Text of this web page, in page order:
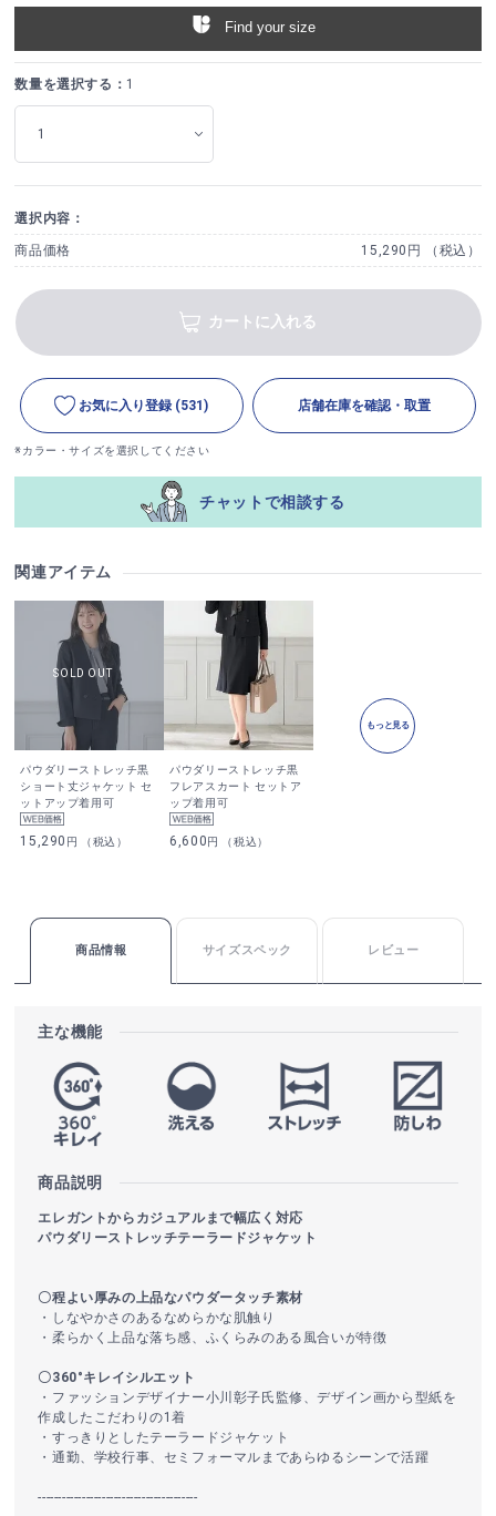
Find your size
数量を選択する： 1
選択内容：
商品価格 15,290円 （税込）
カートに入れる
お気に入り登録 (531) 店舗在庫を確認・取置
※カラー・サイズを選択してください
チャットで相談する
関連アイテム
パウダリーストレッチ黒
ショート丈ジャケット セ
ットアップ着用可
15,290 円 （税込）
パウダリーストレッチ黒
フレアスカート セットア
ップ着用可
6,600円 （税込）
もっと見る
商品情報 サイズスペック レビュー
主な機能
商品説明
エレガントからカジュアルまで幅広く対応
パウダリーストレッチテーラードジャケット
〇程よい厚みの上品なパウダータッチ素材
・しなやかさのあるなめらかな肌触り
・柔らかく上品な落ち感、ふくらみのある風合いが特徴
〇360°キレイシルエット
・ファッションデザイナー小川彰子氏監修、デザイン画から型紙を
作成したこだわりの1着
・すっきりとしたテーラードジャケット
・通勤、学校行事、セミフォーマルまであらゆるシーンで活躍
----------------------------------------